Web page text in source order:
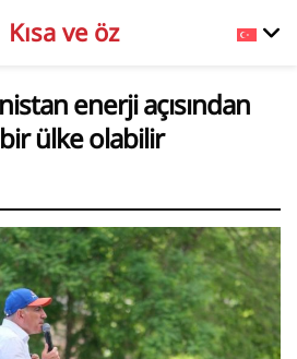
Kısa ve öz
enerji açısından
ülke olabilir